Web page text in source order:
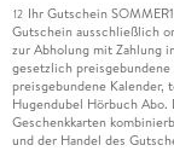
12 Ihr Gutschein
Gutschein ausschließlich
zur Abholung mit Zahlung
gesetzlich
preisgebundene Kalender,
Hugendubel Hörbuch
Geschenkkarten
und der Handel des